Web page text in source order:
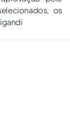
os